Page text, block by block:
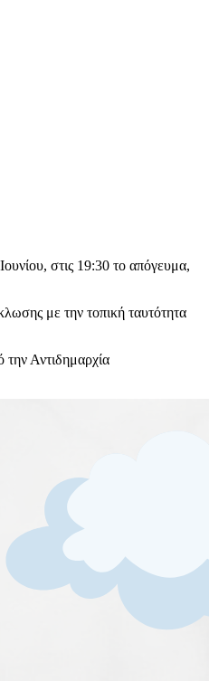
στις 19:30 το απόγευμα,
με την τοπική ταυτότητα
Αντιδημαρχία